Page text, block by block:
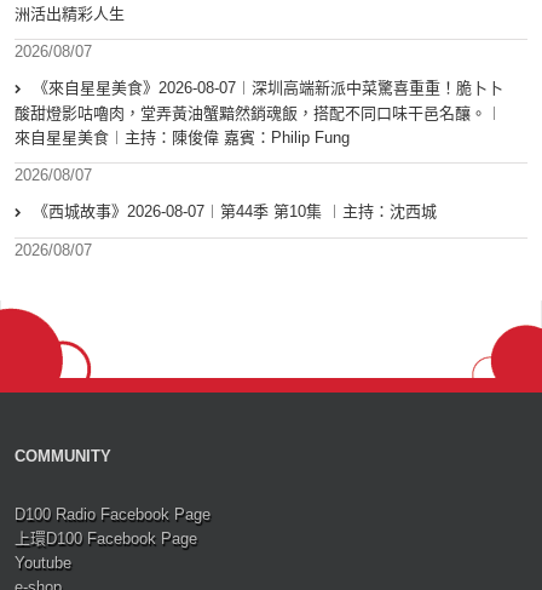
洲活出精彩人生
2026/08/07
《來自星星美食》2026-08-07︱深圳高端新派中菜驚喜重重！脆卜卜
酸甜燈影咕嚕肉，堂弄黃油蟹黯然銷魂飯，搭配不同口味干邑名釀。︱
來自星星美食︱主持：陳俊偉 嘉賓：Philip Fung
2026/08/07
《西城故事》2026-08-07︱第44季 第10集 ︱主持：沈西城
2026/08/07
COMMUNITY
D100 Radio Facebook Page
上環D100 Facebook Page
Youtube